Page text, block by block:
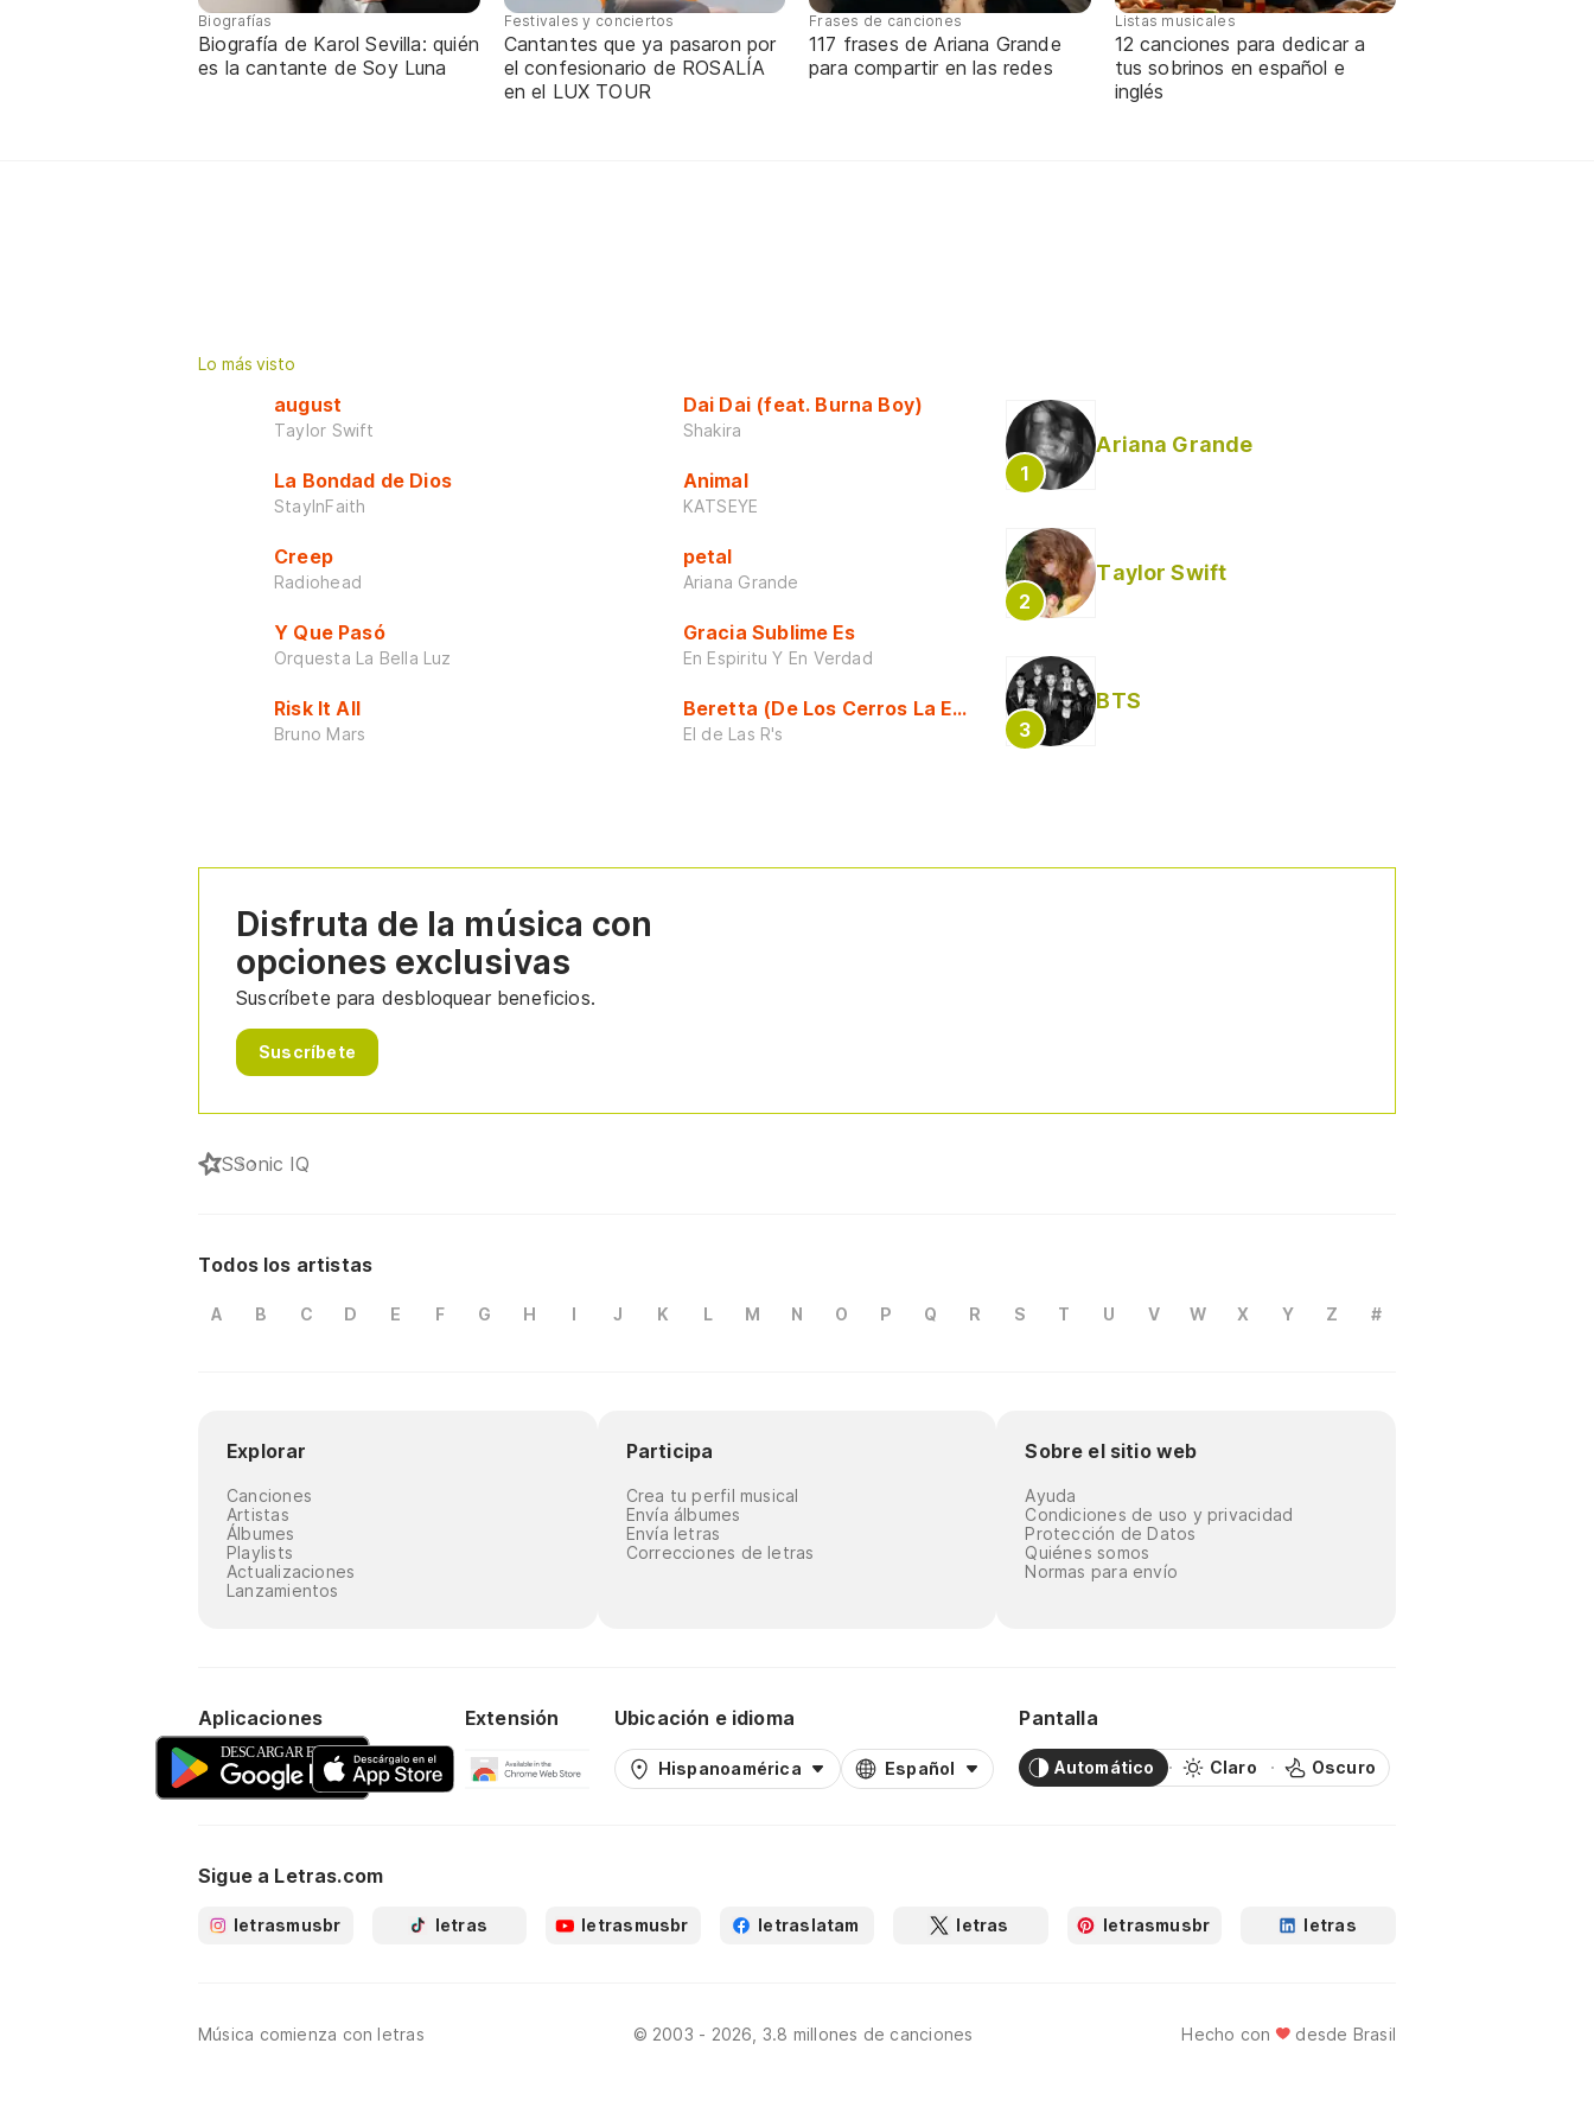
Biografías
Biografía de Karol Sevilla: quién
es la cantante de Soy Luna
Festivales y conciertos
Cantantes que ya pasaron por
el confesionario de ROSALÍA
en el LUX TOUR
Frases de canciones
117 frases de Ariana Grande
para compartir en las redes
Listas musicales
12 canciones para dedicar a
tus sobrinos en español e
inglés
Lo más visto
august
Taylor Swift
La Bondad de Dios
StayInFaith
Creep
Radiohead
Y Que Pasó
Orquesta La Bella Luz
Risk It All
Bruno Mars
Dai Dai (feat. Burna Boy)
Shakira
Animal
KATSEYE
petal
Ariana Grande
Gracia Sublime Es
En Espiritu Y En Verdad
Beretta (De Los Cerros La Escuela)
El de Las R's
Ariana Grande
Taylor Swift
BTS
Disfruta de la música con
opciones exclusivas
Suscríbete para desbloquear beneficios.
Suscríbete
SSonic IQ
Todos los artistas
A B C D E F G H I J K L M N O P Q R S T U V W X Y Z #
Explorar
Canciones
Artistas
Álbumes
Playlists
Actualizaciones
Lanzamientos
Participa
Crea tu perfil musical
Envía álbumes
Envía letras
Correcciones de letras
Sobre el sitio web
Ayuda
Condiciones de uso y privacidad
Protección de Datos
Quiénes somos
Normas para envío
Aplicaciones Extensión Ubicación e idioma
Hispanoamérica Español
Pantalla
Automático Claro Oscuro
Sigue a Letras.com
letrasmusbr letras letrasmusbr letraslatam letras letrasmusbr letras
Música comienza con letras © 2003 - 2026, 3.8 millones de canciones Hecho con desde Brasil